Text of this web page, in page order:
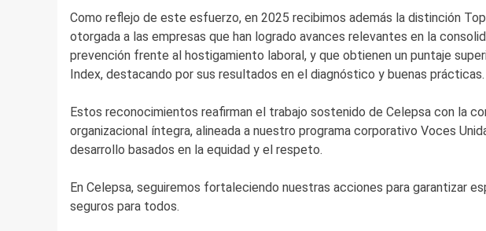
Como reflejo de este esfuerzo, en 2025 recibimos además la distinción
otorgada a las empresas que han logrado avances relevantes en la
prevención frente al hostigamiento laboral, y que obtienen un puntaje
Index, destacando por sus resultados en el diagnóstico y buenas prácticas.
Estos reconocimientos reafirman el trabajo sostenido de Celepsa con la
organizacional íntegra, alineada a nuestro programa corporativo Voces
desarrollo basados en la equidad y el respeto.
En Celepsa, seguiremos fortaleciendo nuestras acciones para garantizar
seguros para todos.